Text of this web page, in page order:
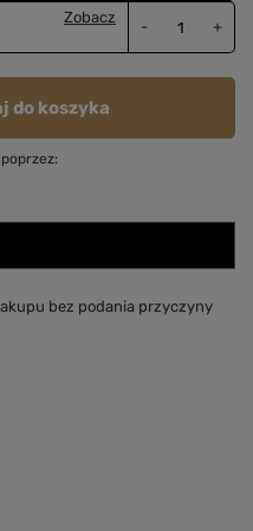
Zobacz
- +
do koszyka
bez podania przyczyny